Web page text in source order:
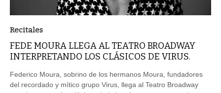
Recitales
FEDE MOURA LLEGA AL TEATRO BROADWAY
INTERPRETANDO LOS CLÁSICOS DE VIRUS.
Federico Moura, sobrino de los hermanos Moura, fundadores
del recordado y mítico grupo Virus, llega al Teatro Broadway